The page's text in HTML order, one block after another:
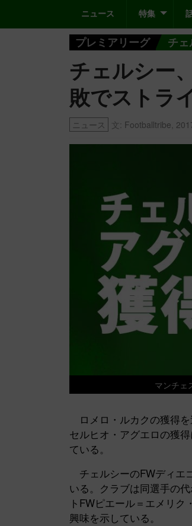
ニュース 特集
プレミアリーグ チ
チェルシー
敗でストラ
ニュース 文: Footballtribe
マンチェ
ロメロ・ルカクの獲得
セルヒオ・アグエロの獲
ている。
チェルシーのFWディエ
いる。クラブは同選手の
トFWピエール＝エメリ
興味を示している。